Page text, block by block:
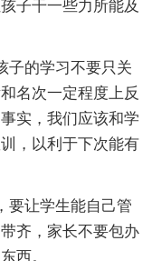
子干一些力所能及
子的学习不要只关
名次一定程度上反
实，我们应该和学
，以利于下次能有
要让学生能自己管
齐，家长不要包办
西。